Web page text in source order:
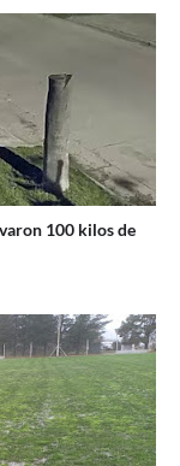
100 kilos de